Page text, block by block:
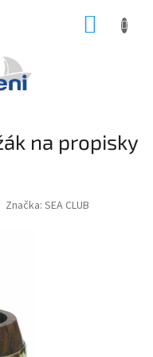
na propisky
Značka: SEA CLUB